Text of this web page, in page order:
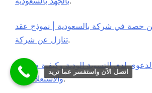
حصة في شركة بالسعودية | نموذج عقد
تنازل عن شركة.
لدى التسوية الودية وكيفية طباعته
والاستعلام عنه.
اتصل الآن واستفسر عما تريد